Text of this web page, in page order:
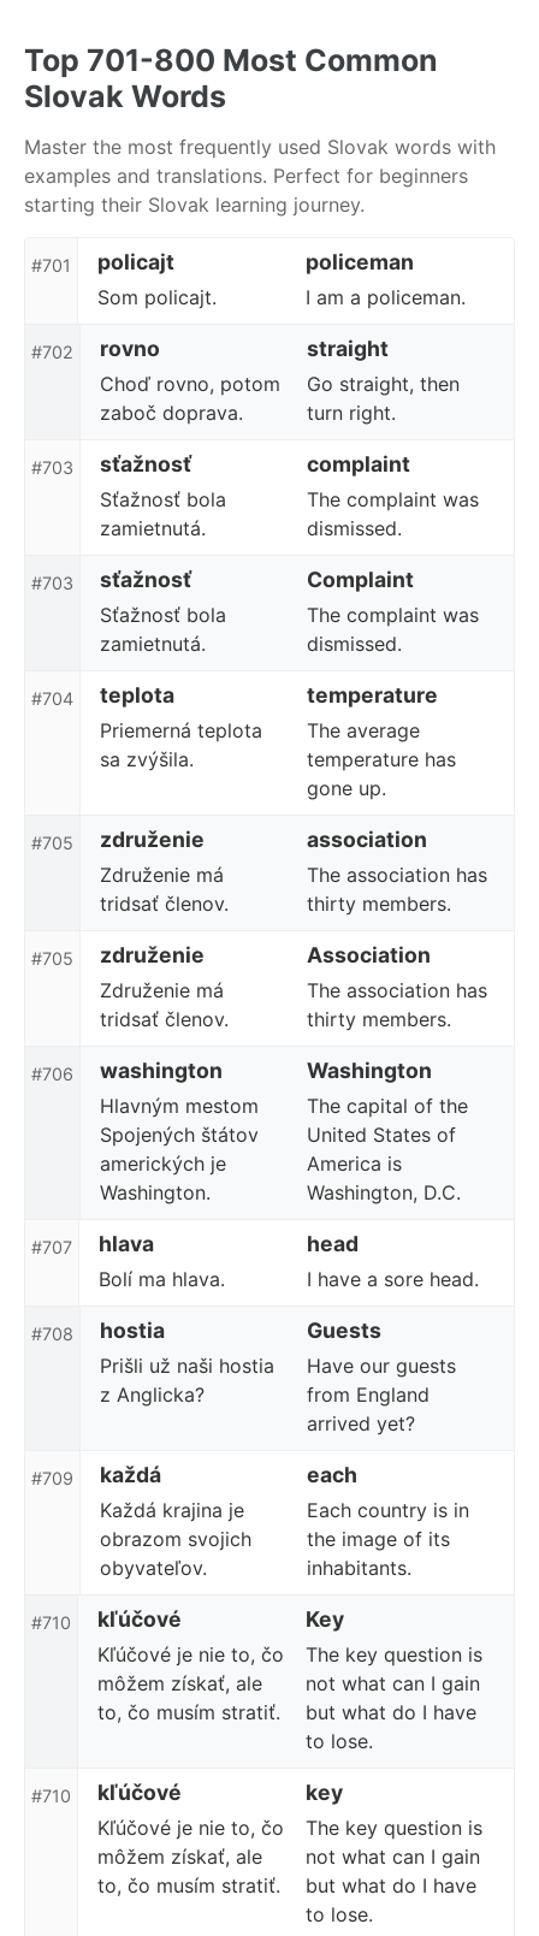
primary
navigation
content
footer
Top 701-800 Most Common
Slovak Words
Master the most frequently used Slovak words with
examples and translations. Perfect for beginners
starting their Slovak learning journey.
#701 policajt policeman
Som policajt. I am a policeman.
#702 rovno straight
Choď rovno, potom
zaboč doprava.
Go straight, then
turn right.
#703 sťažnosť complaint
Sťažnosť bola
zamietnutá.
The complaint was
dismissed.
#703 sťažnosť Complaint
Sťažnosť bola
zamietnutá.
The complaint was
dismissed.
#704 teplota temperature
Priemerná teplota
sa zvýšila.
The average
temperature has
gone up.
#705 združenie association
Združenie má
tridsať členov.
The association has
thirty members.
#705 združenie Association
Združenie má
tridsať členov.
The association has
thirty members.
#706 washington Washington
Hlavným mestom
Spojených štátov
amerických je
Washington.
The capital of the
United States of
America is
Washington, D.C.
#707 hlava head
Bolí ma hlava. I have a sore head.
#708 hostia Guests
Prišli už naši hostia
z Anglicka?
Have our guests
from England
arrived yet?
#709 každá each
Každá krajina je
obrazom svojich
obyvateľov.
Each country is in
the image of its
inhabitants.
#710 kľúčové Key
Kľúčové je nie to, čo
môžem získať, ale
to, čo musím stratiť.
The key question is
not what can I gain
but what do I have
to lose.
#710 kľúčové key
Kľúčové je nie to, čo
môžem získať, ale
to, čo musím stratiť.
The key question is
not what can I gain
but what do I have
to lose.